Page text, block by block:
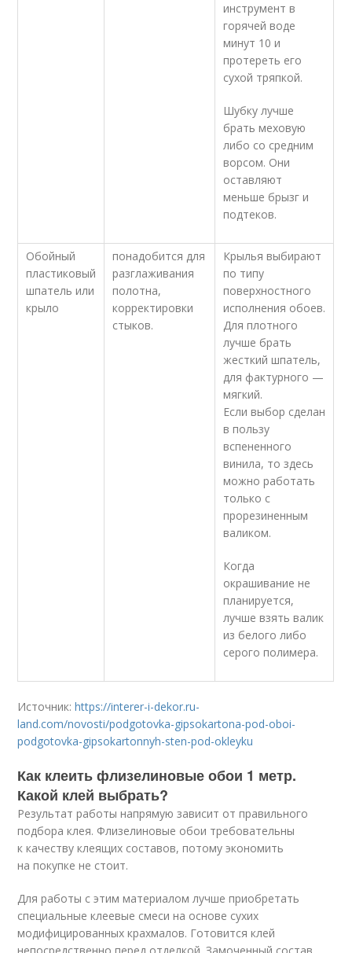
инструмент в
горячей воде
минут 10 и
протереть его
сухой тряпкой.
Шубку лучше
брать меховую
либо со средним
ворсом. Они
оставляют
меньше брызг и
подтеков.
Обойный
пластиковый
шпатель или
крыло
понадобится для
разглаживания
полотна,
корректировки
стыков.
Крылья выбирают
по типу
поверхностного
исполнения обоев.
Для плотного
лучше брать
жесткий шпатель,
для фактурного —
мягкий.
Если выбор сделан
в пользу
вспененного
винила, то здесь
можно работать
только с
прорезиненным
валиком.
Когда
окрашивание не
планируется,
лучше взять валик
из белого либо
серого полимера.
Источник:https://interer-i-dekor.ru-
land.com/novosti/podgotovka-gipsokartona-pod-oboi-
podgotovka-gipsokartonnyh-sten-pod-okleyku
Как клеить флизелиновые обои 1 метр.
Какой клей выбрать?
Результат работы напрямую зависит от правильного
подбора клея. Флизелиновые обои требовательны
к качеству клеящих составов, потому экономить
на покупке не стоит.
Для работы с этим материалом лучше приобретать
специальные клеевые смеси на основе сухих
модифицированных крахмалов. Готовится клей